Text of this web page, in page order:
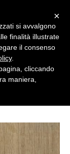
×
si avvalgono
finalità illustrate
il consenso
.
cliccando
maniera,